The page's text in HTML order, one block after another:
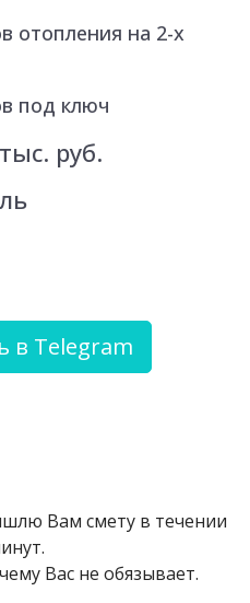
отопления на 2-х
под ключ
руб.
в Telegram
Вам смету в течении
Вас не обязывает.